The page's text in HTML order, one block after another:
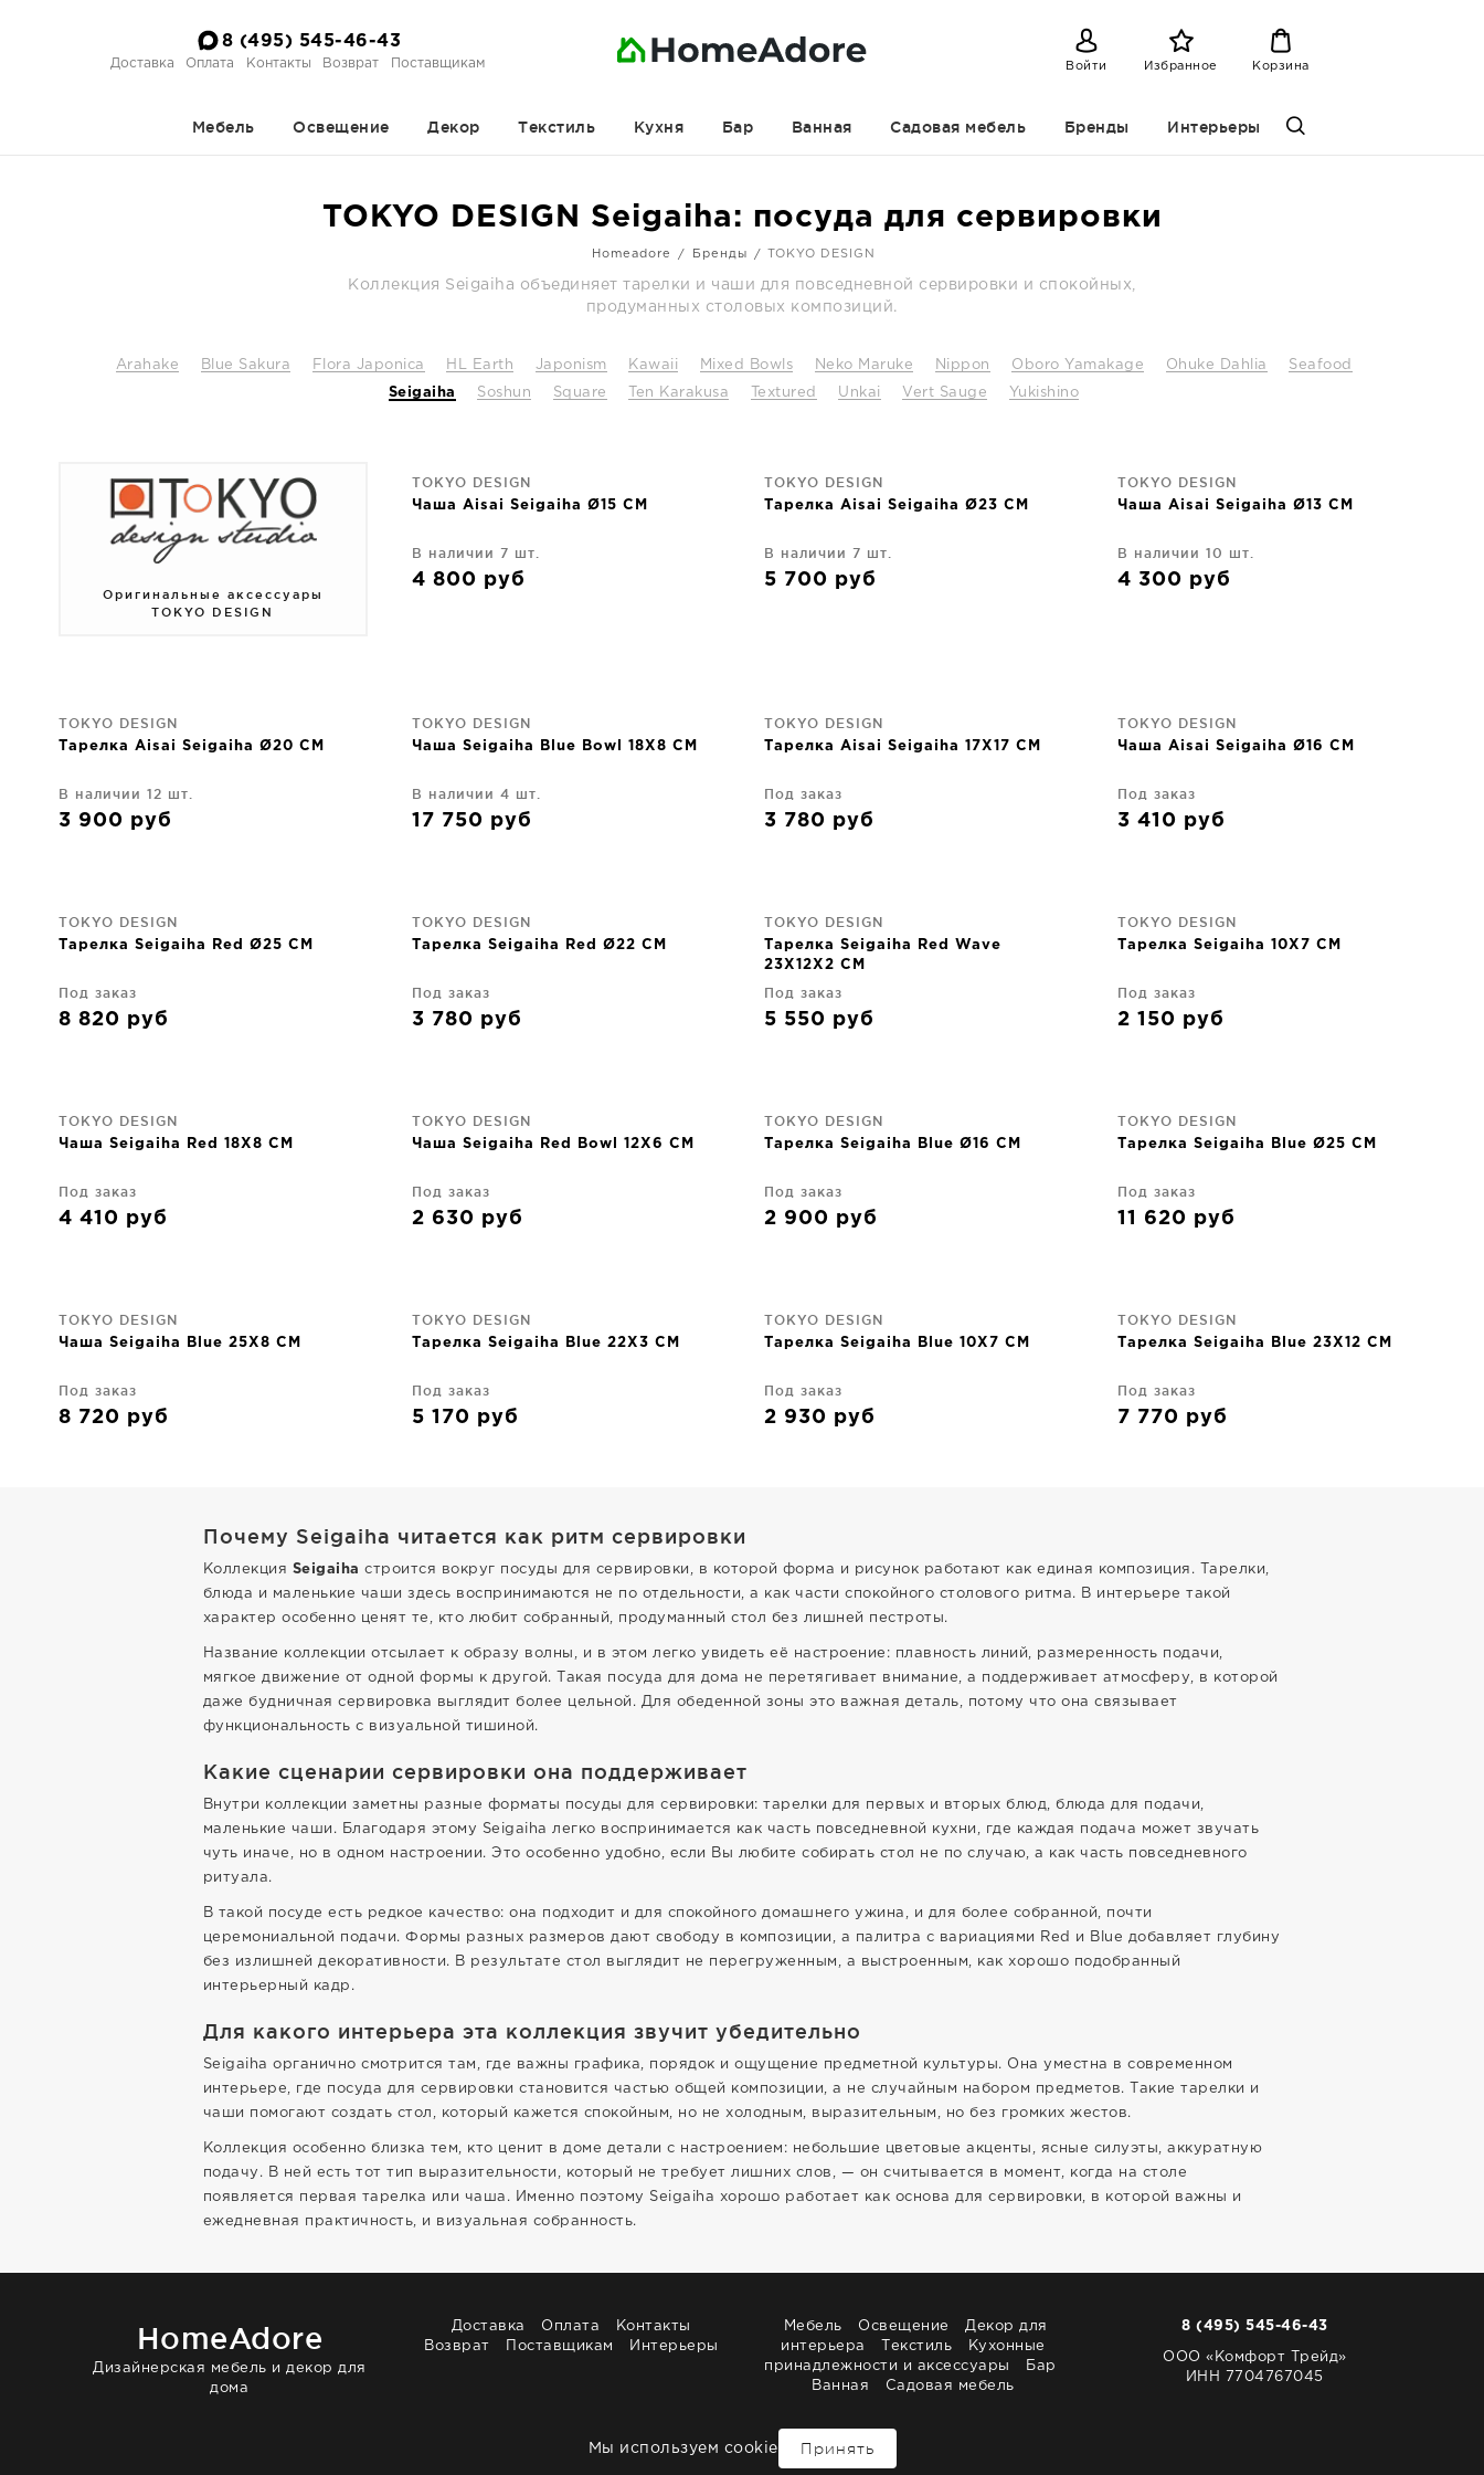
8 (495) 545-46-43
Доставка Оплата Контакты Возврат Поставщикам Войти Избранное Корзина
Мебель Освещение Декор Текстиль Кухня Бар Ванная Садовая мебель Бренды Интерьеры
TOKYO DESIGN Seigaiha: посуда для сервировки
Homeadore Бренды TOKYO DESIGN
Коллекция Seigaiha объединяет тарелки и чаши для повседневной сервировки и спокойных,
продуманных столовых композиций.
Arahake Blue Sakura Flora Japonica HL Earth Japonism Kawaii Mixed Bowls Neko Maruke Nippon Oboro Yamakage Ohuke Dahlia Seafood
Seigaiha Soshun Square Ten Karakusa Textured Unkai Vert Sauge Yukishino
Оригинальные аксессуары
TOKYO DESIGN
TOKYO DESIGN
Чаша Aisai Seigaiha Ø15 CM
В наличии 7 шт.
4 800 руб
TOKYO DESIGN
Тарелка Aisai Seigaiha Ø23 CM
В наличии 7 шт.
5 700 руб
TOKYO DESIGN
Чаша Aisai Seigaiha Ø13 CM
В наличии 10 шт.
4 300 руб
TOKYO DESIGN
Тарелка Aisai Seigaiha Ø20 CM
В наличии 12 шт.
3 900 руб
TOKYO DESIGN
Чаша Seigaiha Blue Bowl 18X8 CM
В наличии 4 шт.
17 750 руб
TOKYO DESIGN
Тарелка Aisai Seigaiha 17X17 CM
Под заказ
3 780 руб
TOKYO DESIGN
Чаша Aisai Seigaiha Ø16 CM
Под заказ
3 410 руб
TOKYO DESIGN
Тарелка Seigaiha Red Ø25 CM
Под заказ
8 820 руб
TOKYO DESIGN
Тарелка Seigaiha Red Ø22 CM
Под заказ
3 780 руб
TOKYO DESIGN
Тарелка Seigaiha Red Wave
23X12X2 CM
Под заказ
5 550 руб
TOKYO DESIGN
Тарелка Seigaiha 10X7 CM
Под заказ
2 150 руб
TOKYO DESIGN
Чаша Seigaiha Red 18X8 CM
Под заказ
4 410 руб
TOKYO DESIGN
Чаша Seigaiha Red Bowl 12X6 CM
Под заказ
2 630 руб
TOKYO DESIGN
Тарелка Seigaiha Blue Ø16 CM
Под заказ
2 900 руб
TOKYO DESIGN
Тарелка Seigaiha Blue Ø25 CM
Под заказ
11 620 руб
TOKYO DESIGN
Чаша Seigaiha Blue 25X8 CM
Под заказ
8 720 руб
TOKYO DESIGN
Тарелка Seigaiha Blue 22X3 CM
Под заказ
5 170 руб
TOKYO DESIGN
Тарелка Seigaiha Blue 10X7 CM
Под заказ
2 930 руб
TOKYO DESIGN
Тарелка Seigaiha Blue 23X12 CM
Под заказ
7 770 руб
Почему Seigaiha читается как ритм сервировки
Коллекция Seigaiha строится вокруг посуды для сервировки, в которой форма и рисунок работают как единая композиция. Тарелки,
блюда и маленькие чаши здесь воспринимаются не по отдельности, а как части спокойного столового ритма. В интерьере такой
характер особенно ценят те, кто любит собранный, продуманный стол без лишней пестроты.
Название коллекции отсылает к образу волны, и в этом легко увидеть её настроение: плавность линий, размеренность подачи,
мягкое движение от одной формы к другой. Такая посуда для дома не перетягивает внимание, а поддерживает атмосферу, в которой
даже будничная сервировка выглядит более цельной. Для обеденной зоны это важная деталь, потому что она связывает
функциональность с визуальной тишиной.
Какие сценарии сервировки она поддерживает
Внутри коллекции заметны разные форматы посуды для сервировки: тарелки для первых и вторых блюд, блюда для подачи,
маленькие чаши. Благодаря этому Seigaiha легко воспринимается как часть повседневной кухни, где каждая подача может звучать
чуть иначе, но в одном настроении. Это особенно удобно, если Вы любите собирать стол не по случаю, а как часть повседневного
ритуала.
В такой посуде есть редкое качество: она подходит и для спокойного домашнего ужина, и для более собранной, почти
церемониальной подачи. Формы разных размеров дают свободу в композиции, а палитра с вариациями Red и Blue добавляет глубину
без излишней декоративности. В результате стол выглядит не перегруженным, а выстроенным, как хорошо подобранный
интерьерный кадр.
Для какого интерьера эта коллекция звучит убедительно
Seigaiha органично смотрится там, где важны графика, порядок и ощущение предметной культуры. Она уместна в современном
интерьере, где посуда для сервировки становится частью общей композиции, а не случайным набором предметов. Такие тарелки и
чаши помогают создать стол, который кажется спокойным, но не холодным, выразительным, но без громких жестов.
Коллекция особенно близка тем, кто ценит в доме детали с настроением: небольшие цветовые акценты, ясные силуэты, аккуратную
подачу. В ней есть тот тип выразительности, который не требует лишних слов, — он считывается в момент, когда на столе
появляется первая тарелка или чаша. Именно поэтому Seigaiha хорошо работает как основа для сервировки, в которой важны и
ежедневная практичность, и визуальная собранность.
HomeAdore
Дизайнерская мебель и декор для
дома
8 (495) 545-46-43
ООО «Комфорт Трейд»
ИНН 7704767045
Доставка Оплата
Контакты
Возврат
Поставщикам Интерьеры
Мебель Освещение
Декор для
интерьера
Текстиль
Кухонные
принадлежности и аксессуары
Бар
Ванная
Садовая мебель
Мы используем cookie Принять